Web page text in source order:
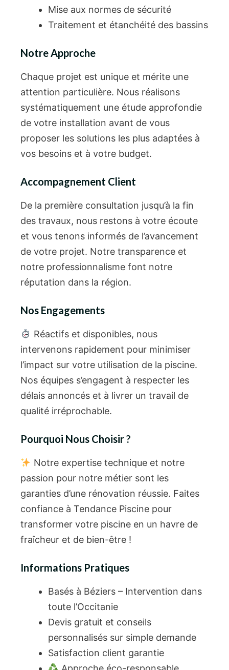
Mise aux normes de sécurité
Traitement et étanchéité des bassins
Notre Approche
Chaque projet est unique et mérite une
attention particulière. Nous réalisons
systématiquement une étude approfondie
de votre installation avant de vous
proposer les solutions les plus adaptées à
vos besoins et à votre budget.
Accompagnement Client
De la première consultation jusqu’à la fin
des travaux, nous restons à votre écoute
et vous tenons informés de l’avancement
de votre projet. Notre transparence et
notre professionnalisme font notre
réputation dans la région.
Nos Engagements
Réactifs et disponibles, nous
intervenons rapidement pour minimiser
l’impact sur votre utilisation de la piscine.
Nos équipes s’engagent à respecter les
délais annoncés et à livrer un travail de
qualité irréprochable.
Pourquoi Nous Choisir ?
Notre expertise technique et notre
passion pour notre métier sont les
garanties d’une rénovation réussie. Faites
confiance à Tendance Piscine pour
transformer votre piscine en un havre de
fraîcheur et de bien-être !
Informations Pratiques
Basés à Béziers – Intervention dans
toute l’Occitanie
Devis gratuit et conseils
personnalisés sur simple demande
Satisfaction client garantie